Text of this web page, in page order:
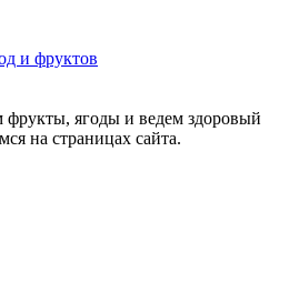
и фруктов
ягоды и ведем здоровый
на страницах сайта.